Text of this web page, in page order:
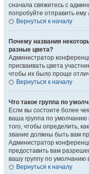
сначала свяжитесь с
попробуйте отправить
Вернуться к началу
Почему названия
разные цвета?
Администратор
присваивать цвета
чтобы их было проще
Вернуться к началу
Что такое группа по
Если вы состоите более
ваша группа по умолчанию
того, чтобы определить,
звание должны быть вам
Администратор
предоставить вам
вашу группу по умолчанию
Вернуться к началу